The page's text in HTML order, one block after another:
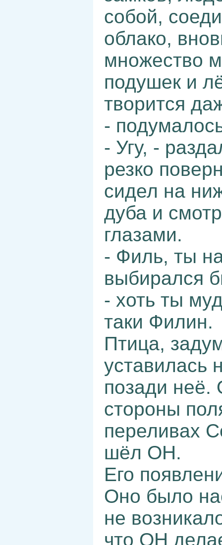
собой,
облако,
множество
подушек и
творится
-
- Угу, -
резко
сидел на
дуба и
глазами.
- Филь, ты
выбирался
- хоть ты
таки Филин.
Птица,
уставилась
позади неё.
стороны
переливах
шёл ОН.
Его
Оно было
не
что ОН